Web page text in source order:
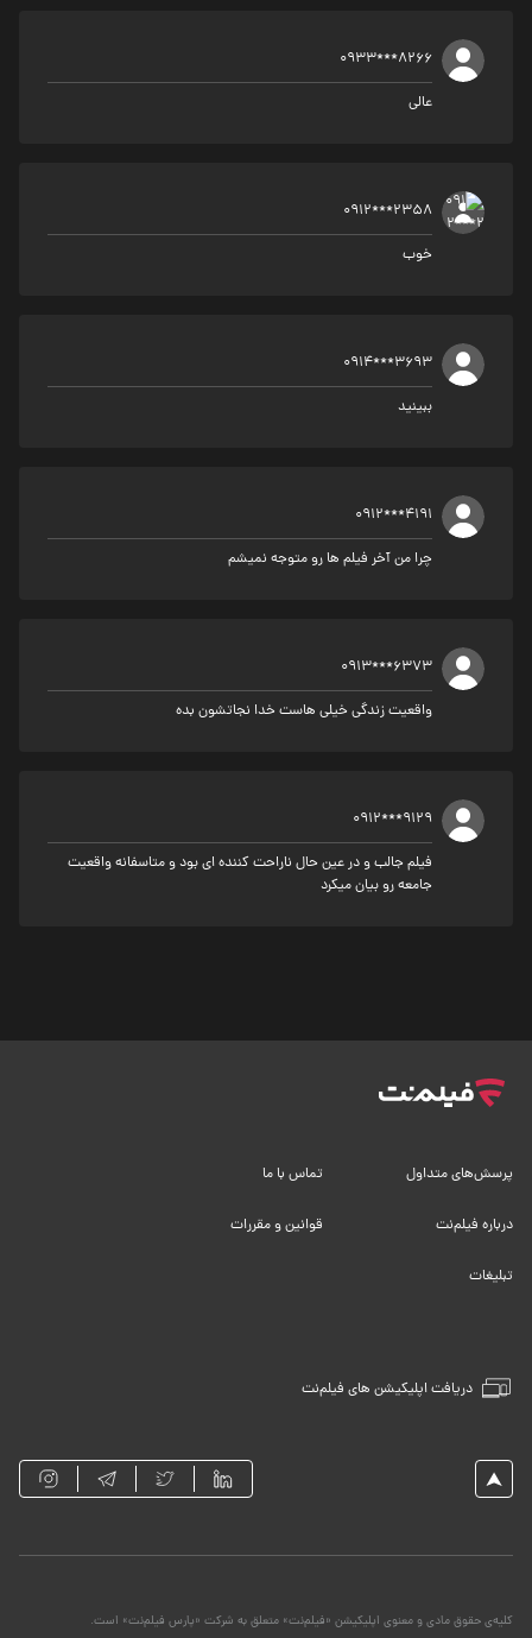
0933***8266
عالی
0912***2358
خوب
0914***3693
ببینید
0912***4191
چرا من آخر فیلم ها رو متوجه نمیشم
0913***6373
واقعیت زندگی خیلی هاست خدا نجاتشون بده
0912***9129
فیلم جالب و در عین حال ناراحت کننده ای بود و متاسفانه واقعیت
جامعه رو بیان میکرد
دریافت اپلیکیشن های فیلم‌نت
پرسش‌های متداول تماس با ما
درباره فیلم‌نت قوانین و مقررات
تبلیغات
کلیه‌ی حقوق مادی و معنوی اپلیکیشن «فیلم‌نت» متعلق به شرکت «پارس فیلم‌نت» است.